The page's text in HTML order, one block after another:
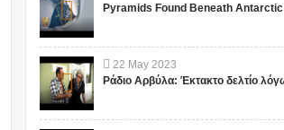
Pyramids Found Beneath
22 May 2023
Ράδιο Αρβύλα: Έκτακτο δελτίο